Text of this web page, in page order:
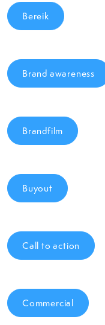
Bereik
Brand awareness
Brandfilm
Buyout
Call to action
Commercial